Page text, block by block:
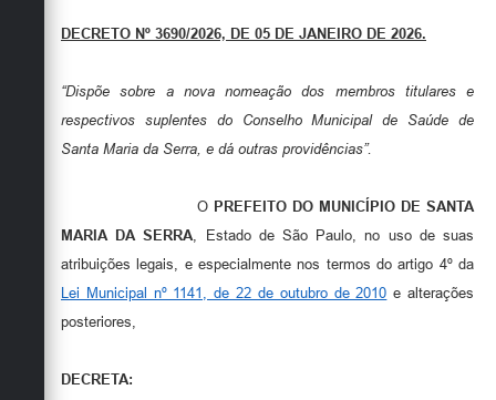
DECRETO Nº 3690/2026, DE 05 DE JANEIRO DE 2026.
“Dispõe sobre a nova nomeação dos membros titulares e
respectivos suplentes do Conselho Municipal de Saúde de
Santa Maria da Serra, e dá outras providências”.
O PREFEITO DO MUNICÍPIO DE SANTA
MARIA DA SERRA , Estado de São Paulo, no uso de suas
atribuições legais, e especialmente nos termos do artigo 4º da
Lei Municipal nº 1141, de 22 de outubro de 2010 e alterações
posteriores,
DECRETA: